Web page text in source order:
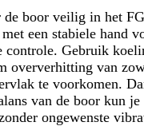
de boor veilig in het
een stabiele hand
controle. Gebruik
oververhitting van
te voorkomen.
van de boor kun
ongewenste